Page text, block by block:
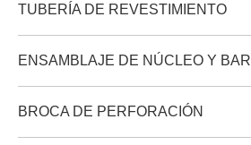
TUBERÍA DE REVESTIMIENTO
ENSAMBLAJE DE NÚCLEO Y
BROCA DE PERFORACIÓN